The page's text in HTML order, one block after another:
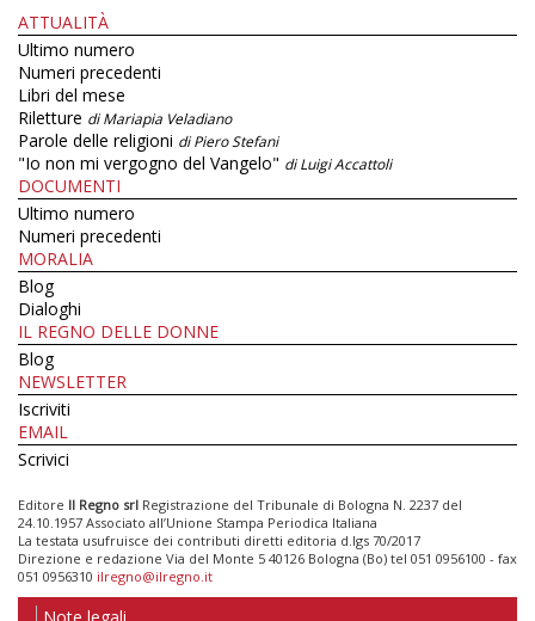
ATTUALITÀ
Ultimo numero
Numeri precedenti
Libri del mese
Riletture di Mariapia Veladiano
Parole delle religioni di Piero Stefani
"Io non mi vergogno del Vangelo" di Luigi Accattoli
DOCUMENTI
Ultimo numero
Numeri precedenti
MORALIA
Blog
Dialoghi
IL REGNO DELLE DONNE
Blog
NEWSLETTER
Iscriviti
EMAIL
Scrivici
Editore Il Regno srl Registrazione del Tribunale di Bologna N. 2237 del
24.10.1957 Associato all’Unione Stampa Periodica Italiana
La testata usufruisce dei contributi diretti editoria d.lgs 70/2017
Direzione e redazione Via del Monte 5 40126 Bologna (Bo) tel 051 0956100 - fax
051 0956310 ilregno@ilregno.it